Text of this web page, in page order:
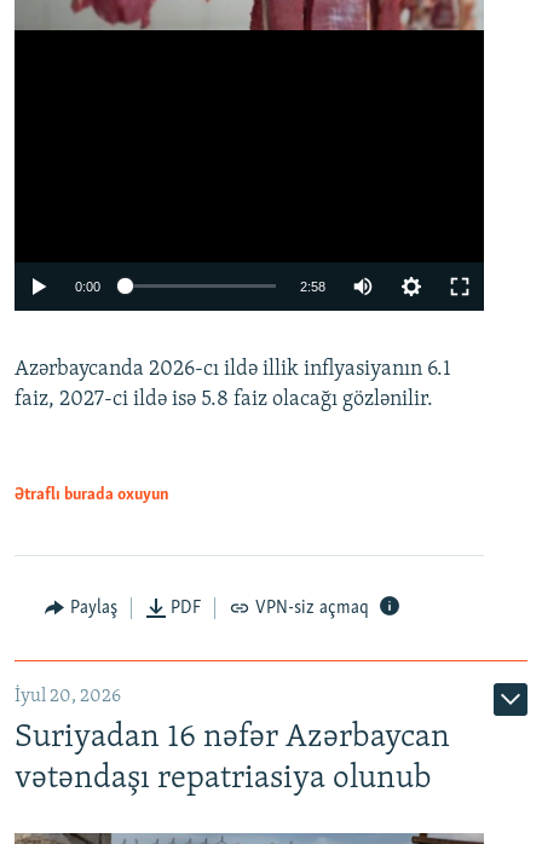
Auto
0:00 2:58
360p
480p
Azərbaycanda 2026-cı ildə illik inflyasiyanın 6.1
faiz, 2027-ci ildə isə 5.8 faiz olacağı gözlənilir.
Ətraflı burada oxuyun
Paylaş PDF VPN-siz açmaq
İyul 20, 2026
Suriyadan 16 nəfər Azərbaycan
vətəndaşı repatriasiya olunub